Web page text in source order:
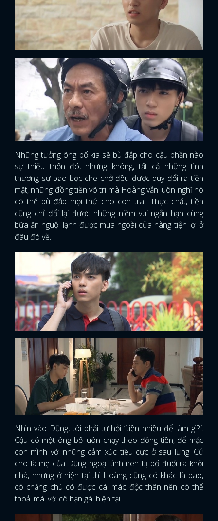
Những tưởng ông bố kia sẽ bù đắp cho cậu phần nào
sự thiếu thốn đó, nhưng không, tất cả những tình
thương sự bao bọc che chở đều được quy đổi ra tiền
mặt, những đồng tiền vô tri mà Hoàng vẫn luôn nghĩ nó
có thể bù đắp mọi thứ cho con trai. Thực chất, tiền
cũng chỉ đổi lại được những niềm vui ngắn hạn cùng
bữa ăn nguội lạnh được mua ngoài cửa hàng tiện lợi ở
đâu đó về.
Nhìn vào Dũng, tôi phải tự hỏi “tiền nhiều để làm gì?”.
Cậu có một ông bố luôn chạy theo đồng tiền, để mặc
con mình với những cảm xúc tiêu cực ở sau lưng. Cứ
cho là mẹ của Dũng ngoại tình nên bị bố đuổi ra khỏi
nhà, nhưng ở hiện tại thì Hoàng cũng có khác là bao,
có chăng chú có được cái mác độc thân nên có thể
thoải mái với cô bạn gái hiện tại.